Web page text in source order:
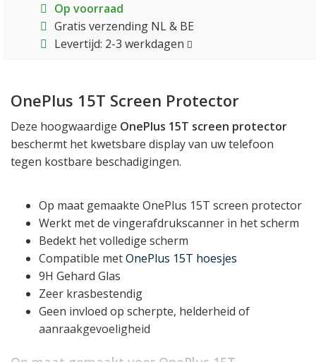
Op voorraad
Gratis verzending NL & BE
Levertijd: 2-3 werkdagen
OnePlus 15T Screen Protector
Deze hoogwaardige OnePlus 15T screen protector
beschermt het kwetsbare display van uw telefoon
tegen kostbare beschadigingen.
Op maat gemaakte OnePlus 15T screen protector
Werkt met de vingerafdrukscanner in het scherm
Bedekt het volledige scherm
Compatible metOnePlus 15T hoesjes
9H Gehard Glas
Zeer krasbestendig
Geen invloed op scherpte, helderheid of
aanraakgevoeligheid